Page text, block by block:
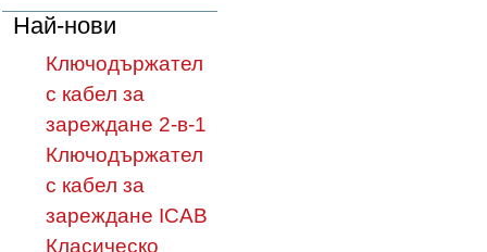
Най-нови
Ключодържател
с кабел за
зареждане 2-в-1
Ключодържател
с кабел за
зареждане ICAB
Класическо